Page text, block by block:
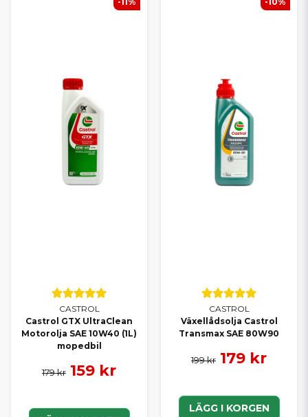
CASTROL
Castrol GTX UltraClean
Motorolja SAE 10W40 (1L)
mopedbil
179 kr 159 kr
CASTROL
Växellådsolja Castrol
Transmax SAE 80W90
199 kr 179 kr
LÄGG I KORGEN